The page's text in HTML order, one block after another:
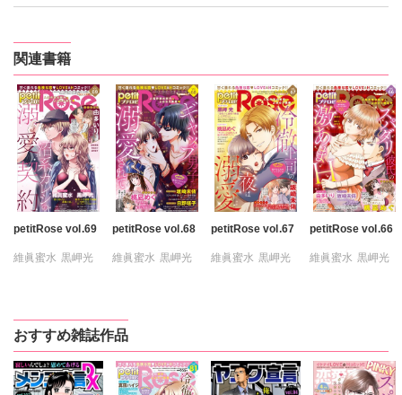
関連書籍
petitRose vol.69
維眞蜜水 黒岬光
日野塔子
由多いり
petitRose vol.68
維眞蜜水 黒岬光
日野塔子
由多いり
petitRose vol.67
維眞蜜水 黒岬光
petitRose vol.66
維眞蜜水 黒岬光
おすすめ雑誌作品